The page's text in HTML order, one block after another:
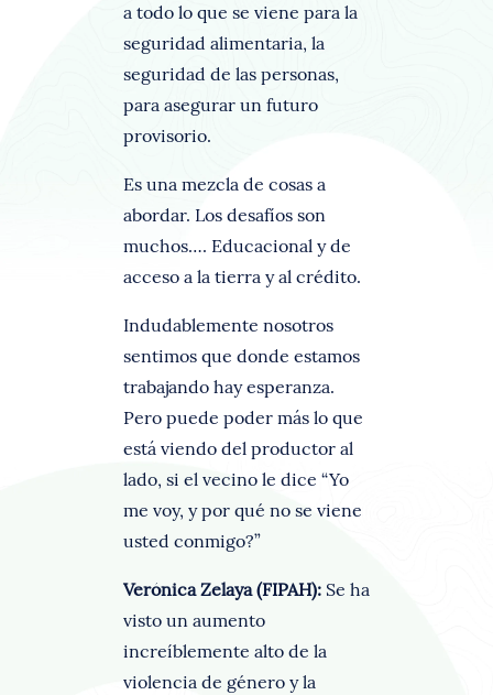
a todo lo que se viene para la
seguridad alimentaria, la
seguridad de las personas,
para asegurar un futuro
provisorio.
Es una mezcla de cosas a
abordar. Los desafíos son
muchos…. Educacional y de
acceso a la tierra y al crédito.
Indudablemente nosotros
sentimos que donde estamos
trabajando hay esperanza.
Pero puede poder más lo que
está viendo del productor al
lado, si el vecino le dice “Yo
me voy, y por qué no se viene
usted conmigo?”
Verónica Zelaya (FIPAH): Se ha
visto un aumento
increíblemente alto de la
violencia de género y la